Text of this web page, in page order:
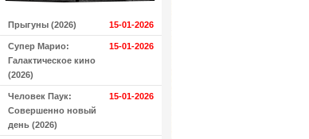
Прыгуны (2026) 15-01-2026
Супер Марио:
Галактическое кино
(2026)
15-01-2026
Человек Паук:
Совершенно новый
день (2026)
15-01-2026